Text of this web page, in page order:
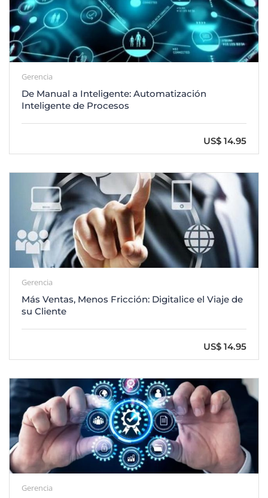
Gerencia
De Manual a Inteligente: Automatización
Inteligente de Procesos
US$ 14.95
Gerencia
Más Ventas, Menos Fricción: Digitalice el Viaje de
su Cliente
US$ 14.95
Gerencia